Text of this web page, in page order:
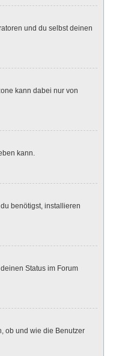
und du selbst deinen
kann dabei nur von
kann.
benötigst, installieren
Status im Forum
ob und wie die Benutzer